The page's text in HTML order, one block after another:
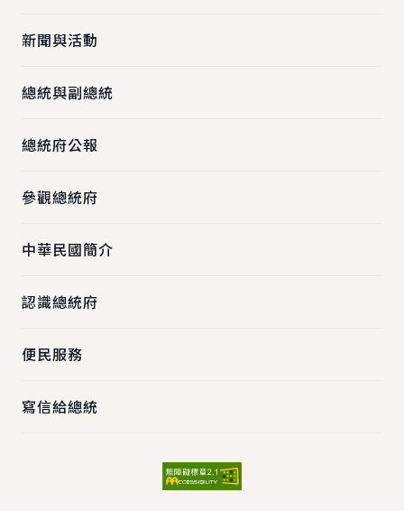
新聞與活動
總統與副總統
總統府公報
參觀總統府
中華民國簡介
認識總統府
便民服務
寫信給總統